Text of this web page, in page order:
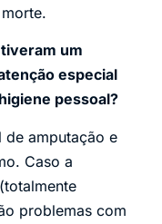
um
especial
pessoal?
de amputação e
Caso a
problemas com